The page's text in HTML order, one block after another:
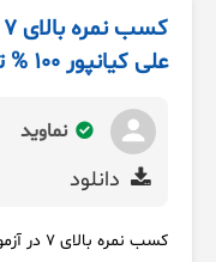
علی کیانپور 100 % تضمینی
نماوید
دانلود